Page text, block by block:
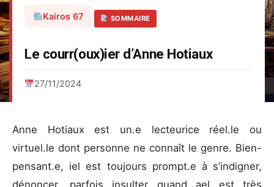
Kairos 67 SOMMAIRE
Le courr(oux)ier d’Anne Hotiaux
27/11/2024
Anne Hotiaux est un.e lecteurice réel.le ou
virtuel.le dont personne ne connaît le genre. Bien-
pensant.e, iel est toujours prompt.e à s’indigner,